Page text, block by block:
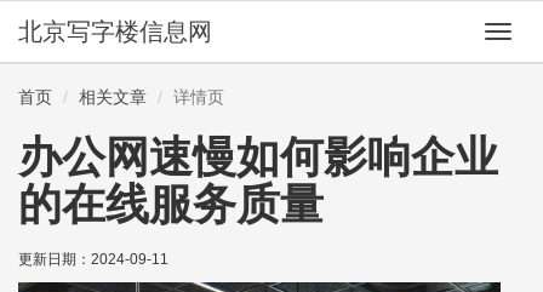
切
换
北京写字楼信息网
首页 相关文章 详情页
办公网速慢如何影响企业
的在线服务质量
更新日期： 2024-09-11